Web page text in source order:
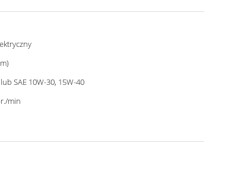
SAE 10W-30, 15W-40
min